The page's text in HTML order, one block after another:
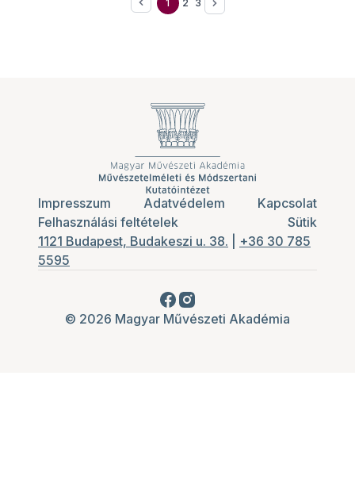
1 2 3
Impresszum Adatvédelem
Kapcsolat
Felhasználási feltételek
Sütik
1121 Budapest, Budakeszi u. 38.
+36 30 785
5595
© 2026 Magyar Művészeti Akadémia